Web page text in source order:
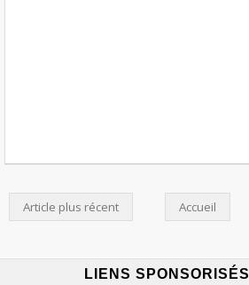
Article plus récent Accueil
LIENS SPONSORISÉS